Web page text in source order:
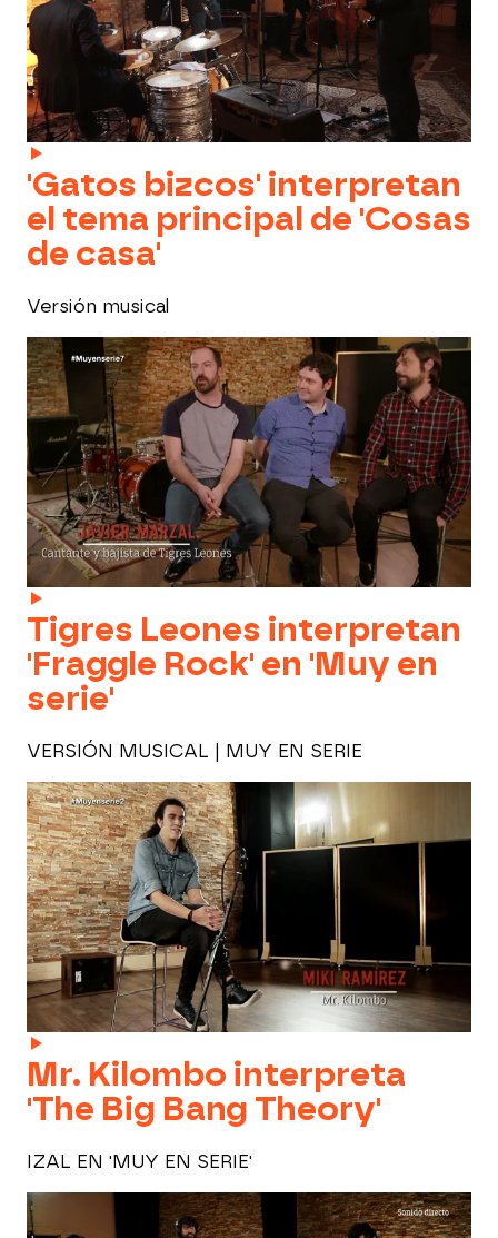
'Gatos bizcos' interpretan
el tema principal de 'Cosas
de casa'
Versión musical
Tigres Leones interpretan
'Fraggle Rock' en 'Muy en
serie'
VERSIÓN MUSICAL | MUY EN SERIE
Mr. Kilombo interpreta
'The Big Bang Theory'
IZAL EN 'MUY EN SERIE'